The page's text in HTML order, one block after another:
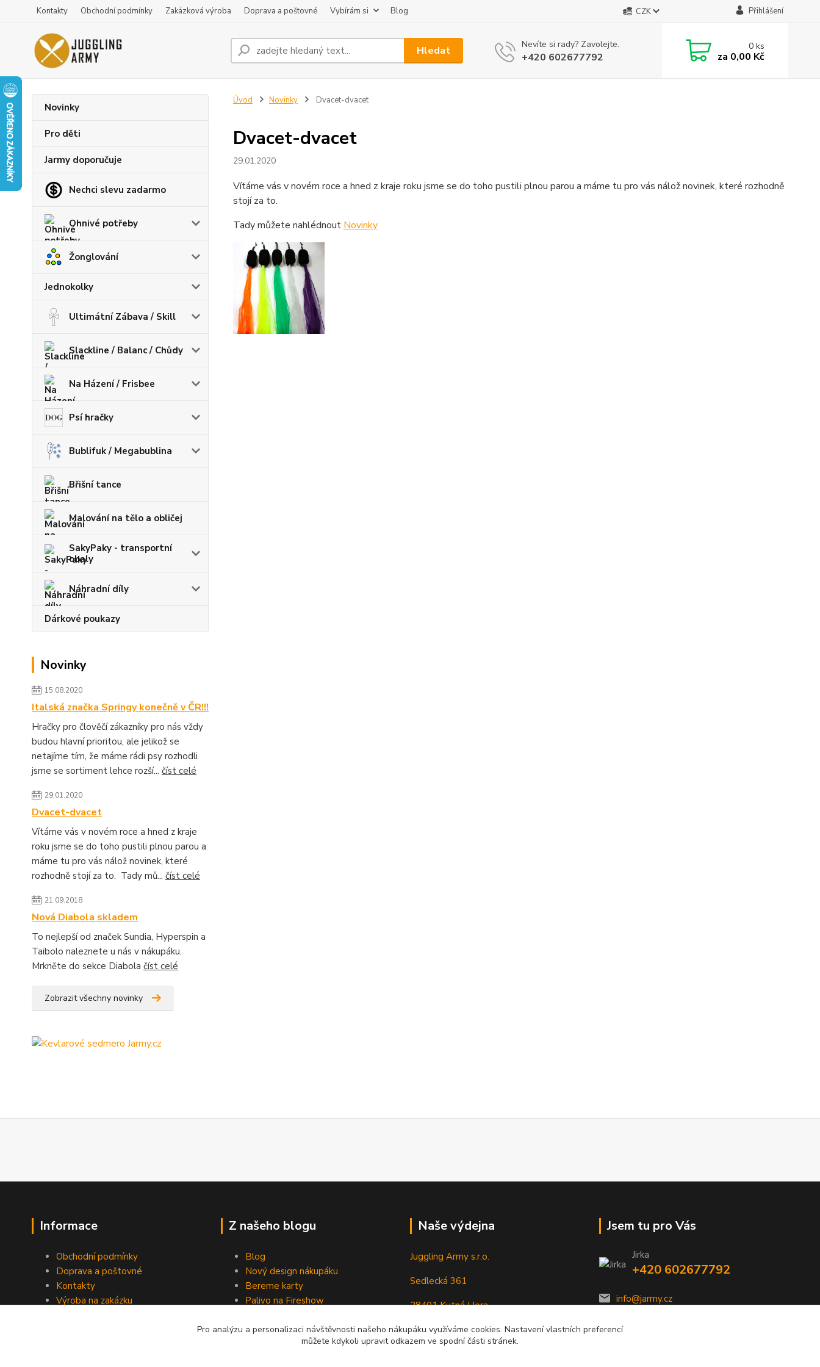
Kontakty Obchodní podmínky Zakázková výroba Doprava a poštovné Vybírám si Blog CZK Přihlášení
Hledat Nevíte si rady? Zavolejte.
+420 602677792
0ks
za 0,00 Kč
Novinky
Pro děti
Jarmy doporučuje
Nechci slevu zadarmo
Ohnivé potřeby
Žonglování
Jednokolky
Ultimátní Zábava / Skill
Slackline / Balanc / Chůdy
Na Házení / Frisbee
Psí hračky
Bublifuk / Megabublina
Břišní tance
Malování na tělo a obličej
SakyPaky - transportní
obaly
Náhradní díly
Dárkové poukazy
Novinky
15.08.2020
Italská značka Springy konečně v ČR!!!
Hračky pro člověčí zákazníky pro nás vždy
budou hlavní prioritou, ale jelikož se
netajíme tím, že máme rádi psy rozhodli
jsme se sortiment lehce rozší... číst celé
29.01.2020
Dvacet-dvacet
Vítáme vás v novém roce a hned z kraje
roku jsme se do toho pustili plnou parou a
máme tu pro vás nálož novinek, které
rozhodně stojí za to. Tady mů... číst celé
21.09.2018
Nová Diabola skladem
To nejlepší od značek Sundia, Hyperspin a
Taibolo naleznete u nás v nákupáku.
Mrkněte do sekce Diabola číst celé
Zobrazit všechny novinky
Úvod Novinky Dvacet-dvacet
Dvacet-dvacet
29.01.2020
Vítáme vás v novém roce a hned z kraje roku jsme se do toho pustili plnou parou a máme tu pro vás nálož novinek, které rozhodně
stojí za to.
Tady můžete nahlédnout Novinky
Informace
Obchodní podmínky
Doprava a poštovné
Kontakty
Výroba na zakázku
Z našeho blogu
Blog
Nový design nákupáku
Bereme karty
Palivo na Fireshow
Naše výdejna
Juggling Army s.r.o.
Sedlecká 361
28401 Kutná Hora
Jsem tu pro Vás
Jirka
+420 602677792
info@jarmy.cz
Pro analýzu a personalizaci návštěvnosti našeho nákupáku využíváme cookies. Nastavení vlastních preferencí
můžete kdykoli upravit odkazem ve spodní části stránek.